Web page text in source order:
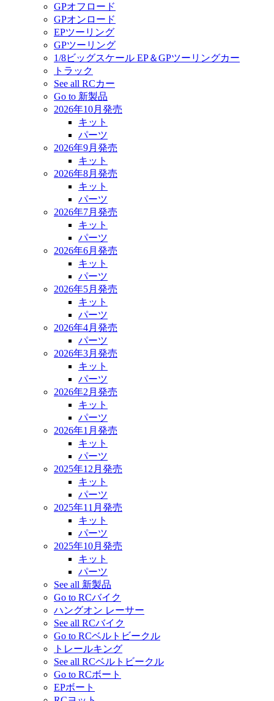
GPオフロード
GPオンロード
EPツーリング
GPツーリング
1/8ビッグスケール EP＆GPツーリングカー
トラック
See all RCカー
Go to 新製品
2026年10月発売
キット
パーツ
2026年9月発売
キット
2026年8月発売
キット
パーツ
2026年7月発売
キット
パーツ
2026年6月発売
キット
パーツ
2026年5月発売
キット
パーツ
2026年4月発売
パーツ
2026年3月発売
キット
パーツ
2026年2月発売
キット
パーツ
2026年1月発売
キット
パーツ
2025年12月発売
キット
パーツ
2025年11月発売
キット
パーツ
2025年10月発売
キット
パーツ
See all 新製品
Go to RCバイク
ハングオン レーサー
See all RCバイク
Go to RCベルトビークル
トレールキング
See all RCベルトビークル
Go to RCボート
EPボート